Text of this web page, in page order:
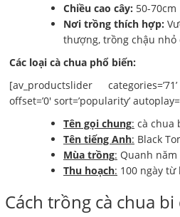
Chiều cao cây: 50-70cm
Nơi trồng thích hợp:
thượng, trồng chậu
Các loại cà chua phổ biến:
[av_productslider
offset=’0′ sort=’popularity’
Tên gọi chung: cà chua
Tên tiếng Anh: Black
Mùa trồng: Quanh năm
Thu hoạch: 100 ngày
Cách trồng cà chua